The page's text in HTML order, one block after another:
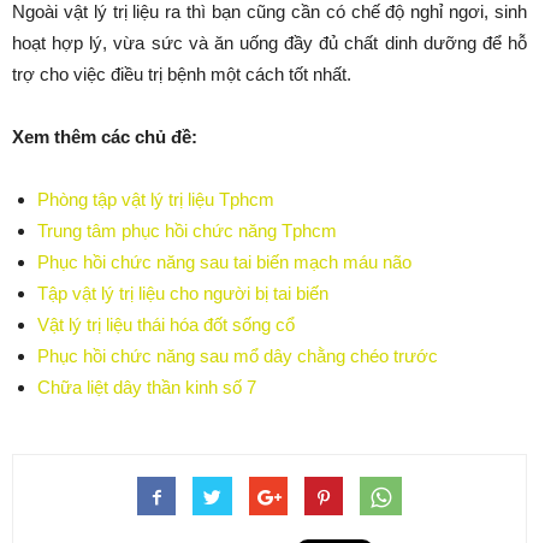
Ngoài vật lý trị liệu ra thì bạn cũng cần có chế độ nghỉ ngơi, sinh
hoạt hợp lý, vừa sức và ăn uống đầy đủ chất dinh dưỡng để hỗ
trợ cho việc điều trị bệnh một cách tốt nhất.
Xem thêm các chủ đề:
Phòng tập vật lý trị liệu Tphcm
Trung tâm phục hồi chức năng Tphcm
Phục hồi chức năng sau tai biến mạch máu não
Tập vật lý trị liệu cho người bị tai biến
Vật lý trị liệu thái hóa đốt sống cổ
Phục hồi chức năng sau mổ dây chằng chéo trước
Chữa liệt dây thần kinh số 7